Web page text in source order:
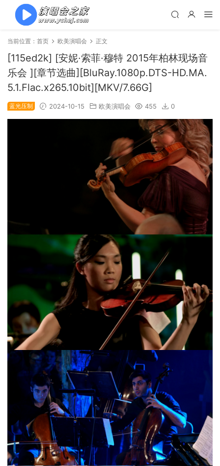
当前位置： 首页 欧美演唱会 正文
[115ed2k] [安妮·索菲·穆特 2015年柏林现场音
乐会 ][章节选曲][BluRay.1080p.DTS-HD.MA.
5.1.Flac.x265.10bit][MKV/7.66G]
蓝光压制 2024-10-15 欧美演唱会 455 0